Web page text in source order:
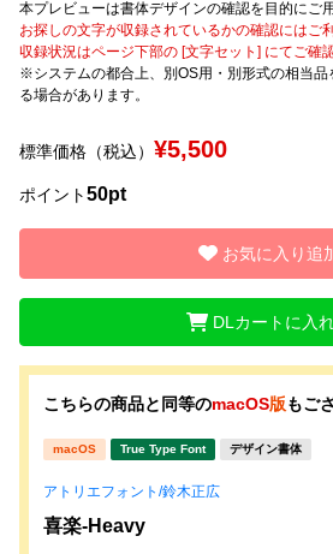
文字種類
価格帯
リセット
本プレビューは書体デザインの確認を目的にご
お探しの文字が収録されているかの確認にはご
収録状況はページ下部の [文字セット] にてご確
※システムの都合上、別OS用・別形式の相当
る場合があります。
標準価格（税込） ¥5,500
ポイント50pt
お気に入り追
DLカートに入
こちらの商品と同等のmacOS版もご
macOS True Type Font デザイン書体
アトリエフォント/鈴木正広
喜楽-Heavy